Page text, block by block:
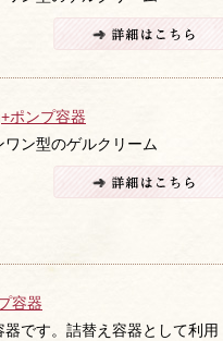
ポンプ容器
ン型のゲルクリーム
容器
です。詰替え容器として利用